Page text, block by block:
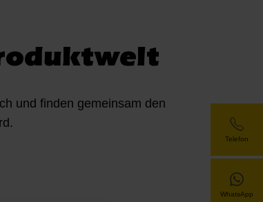
und finden gemeinsam den
Telefon
WhatsApp